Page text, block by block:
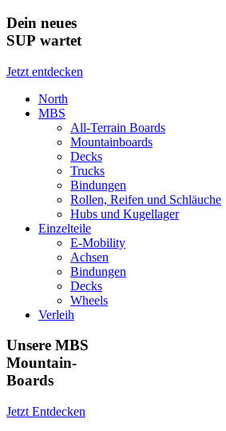
Dein neues
SUP wartet
Jetzt entdecken
North
MBS
All-Terrain Boards
Mountainboards
Decks
Trucks
Bindungen
Rollen, Reifen und Schläuche
Hubs und Kugellager
Einzelteile
E-Mobility
Achsen
Bindungen
Decks
Wheels
Verleih
Unsere MBS
Mountain-
Boards
Jetzt Entdecken